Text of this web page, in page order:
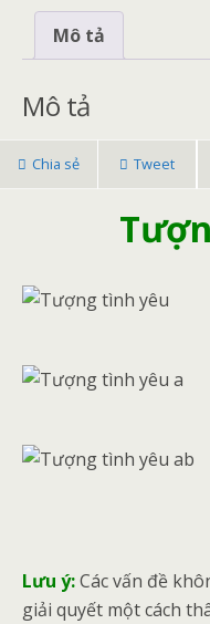
Mô tả
Mô tả
Chia sẻ Tweet
Lưu ý:Các vấn đề
giải quyết một cách